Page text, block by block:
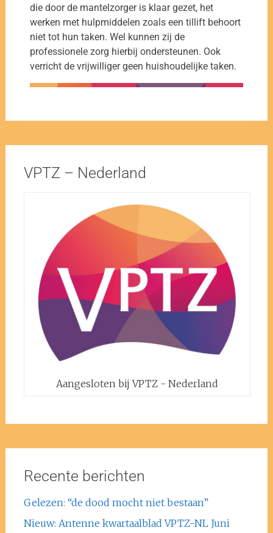
die door de mantelzorger is klaar gezet, het
werken met hulpmiddelen zoals een tillift behoort
niet tot hun taken. Wel kunnen zij de
professionele zorg hierbij ondersteunen. Ook
verricht de vrijwilliger geen huishoudelijke taken.
VPTZ – Nederland
Aangesloten bij VPTZ - Nederland
Recente berichten
Gelezen: “de dood mocht niet bestaan”
Nieuw: Antenne kwartaalblad VPTZ-NL Juni